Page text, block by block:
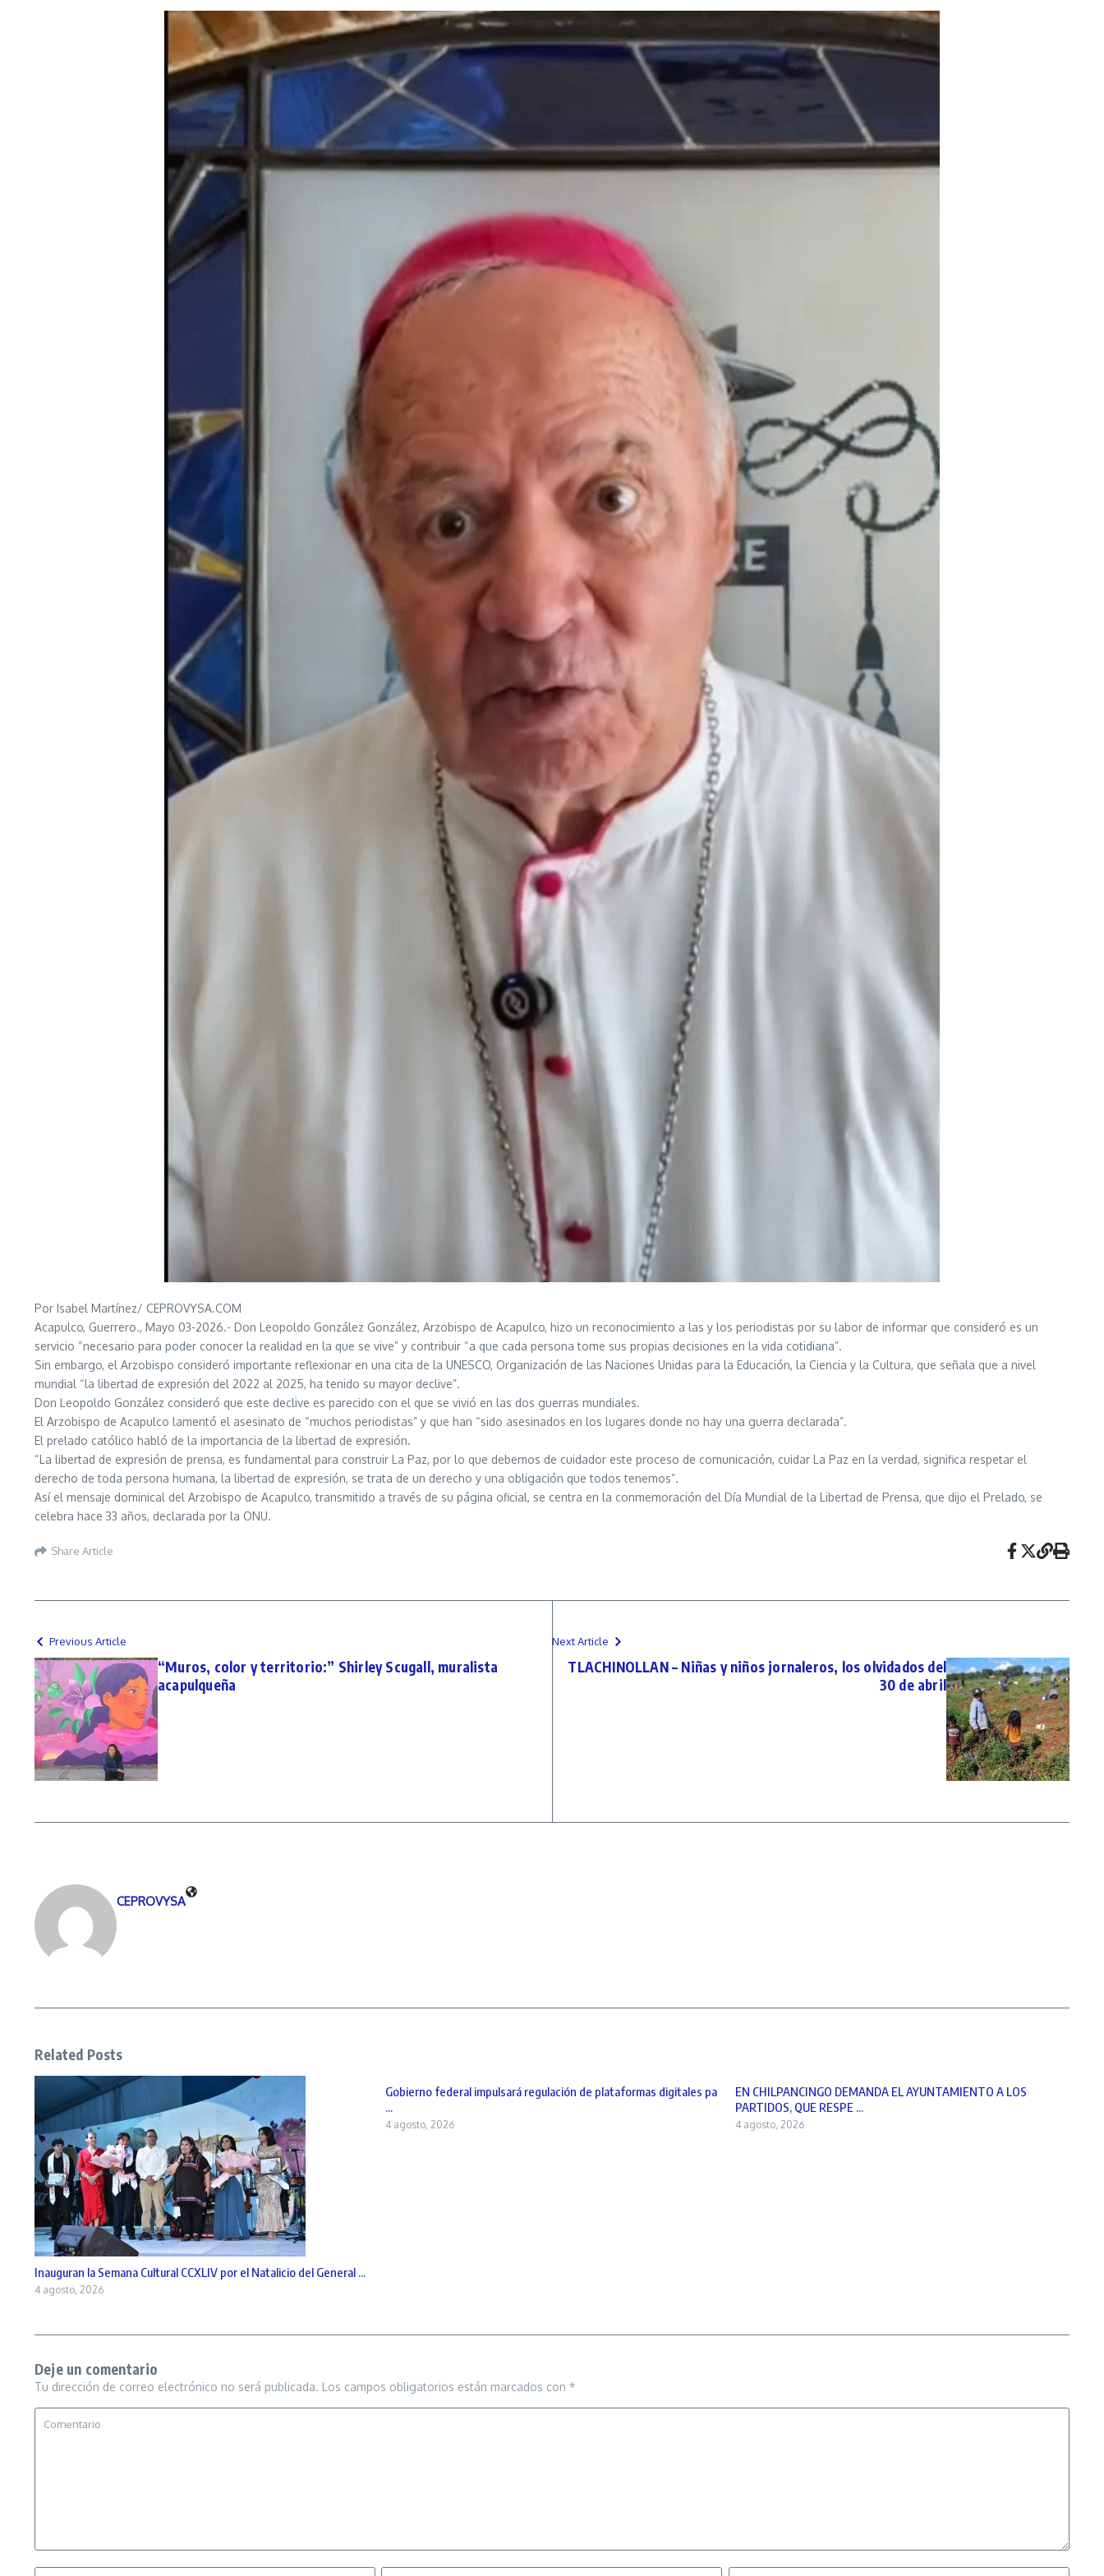
Por Isabel Martínez/ CEPROVYSA.COM
Acapulco, Guerrero., Mayo 03-2026.- Don Leopoldo González González, Arzobispo de Acapulco, hizo un reconocimiento a las y los periodistas por su labor de informar que consideró es un
servicio “necesario para poder conocer la realidad en la que se vive” y contribuir “a que cada persona tome sus propias decisiones en la vida cotidiana”.
Sin embargo, el Arzobispo consideró importante reflexionar en una cita de la UNESCO, Organización de las Naciones Unidas para la Educación, la Ciencia y la Cultura, que señala que a nivel
mundial “la libertad de expresión del 2022 al 2025, ha tenido su mayor declive”.
Don Leopoldo González consideró que este declive es parecido con el que se vivió en las dos guerras mundiales.
El Arzobispo de Acapulco lamentó el asesinato de “muchos periodistas” y que han “sido asesinados en los lugares donde no hay una guerra declarada”.
El prelado católico habló de la importancia de la libertad de expresión.
“La libertad de expresión de prensa, es fundamental para construir La Paz, por lo que debemos de cuidador este proceso de comunicación, cuidar La Paz en la verdad, significa respetar el
derecho de toda persona humana, la libertad de expresión, se trata de un derecho y una obligación que todos tenemos”.
Así el mensaje dominical del Arzobispo de Acapulco, transmitido a través de su página oficial, se centra en la conmemoración del Día Mundial de la Libertad de Prensa, que dijo el Prelado, se
celebra hace 33 años, declarada por la ONU.
Share Article
Previous Article
“Muros, color y territorio:” Shirley Scugall, muralista
acapulqueña
Next Article
TLACHINOLLAN – Niñas y niños jornaleros, los olvidados del
30 de abril
CEPROVYSA
Related Posts
Inauguran la Semana Cultural CCXLIV por el Natalicio del General ...
4 agosto, 2026
Gobierno federal impulsará regulación de plataformas digitales pa
...
4 agosto, 2026
EN CHILPANCINGO DEMANDA EL AYUNTAMIENTO A LOS
PARTIDOS, QUE RESPE ...
4 agosto, 2026
Deje un comentario
Tu dirección de correo electrónico no será publicada. Los campos obligatorios están marcados con *